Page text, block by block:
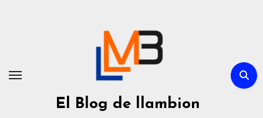
El Blog de llambion